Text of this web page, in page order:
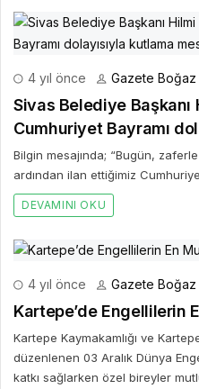
4 yıl önce Gazete Boğaz
Sivas Belediye
Cumhuriyet Bayramı
Bilgin mesajında; “Bugün,
ardından ilan ettiğimiz
DEVAMINI OKU
4 yıl önce Gazete Boğaz
Kartepe’de Engellilerin
Kartepe Kaymakamlığı ve
düzenlenen 03 Aralık Dünya
katkı sağlarken özel bireyler